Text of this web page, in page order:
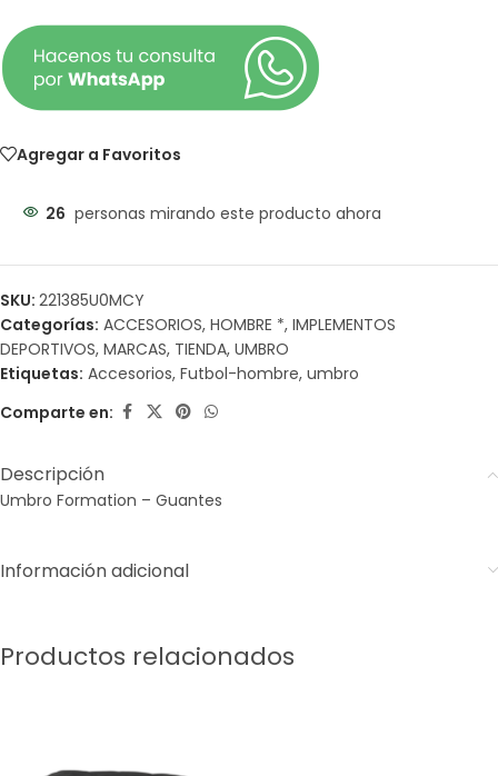
Agregar a Favoritos
26 personas mirando este producto ahora
SKU: 221385U0MCY
Categorías: ACCESORIOS, HOMBRE *, IMPLEMENTOS
DEPORTIVOS, MARCAS, TIENDA, UMBRO
Etiquetas: Accesorios, Futbol-hombre, umbro
Comparte en:
Descripción
Umbro Formation – Guantes
Información adicional
Productos relacionados